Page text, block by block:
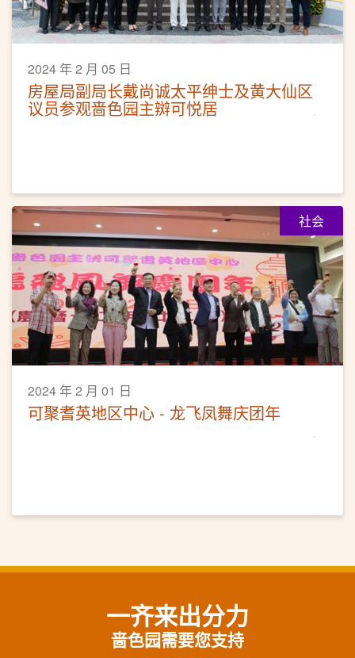
2024 年 2 月 05 日
房屋局副局长戴尚诚太平绅士及黄大仙区
议员参观啬色园主辬可悦居
社会
2024 年 2 月 01 日
可聚耆英地区中心 - 龙飞凤舞庆团年
一齐来出分力
啬色园需要您支持